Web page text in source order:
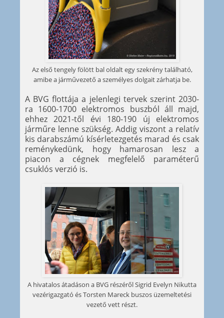
Az első tengely fölött bal oldalt egy szekrény található,
amibe a járművezető a személyes dolgait zárhatja be.
A BVG flottája a jelenlegi tervek szerint 2030-
ra 1600-1700 elektromos buszból áll majd,
ehhez 2021-től évi 180-190 új elektromos
járműre lenne szükség. Addig viszont a relatív
kis darabszámú kísérletezgetés marad és csak
reménykedünk, hogy hamarosan lesz a
piacon a cégnek megfelelő paraméterű
csuklós verzió is.
A hivatalos átadáson a BVG részéről Sigrid Evelyn Nikutta
vezérigazgató és Torsten Mareck buszos üzemeltetési
vezető vett részt.